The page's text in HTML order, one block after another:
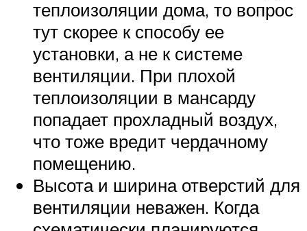
теплоизоляции дома, то вопрос
тут скорее к способу ее
установки, а не к системе
вентиляции. При плохой
теплоизоляции в мансарду
попадает прохладный воздух,
что тоже вредит чердачному
помещению.
Высота и ширина отверстий для
вентиляции неважен. Когда